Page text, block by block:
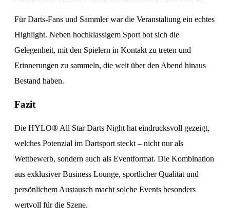
Für Darts-Fans und Sammler war die Veranstaltung ein echtes
Highlight. Neben hochklassigem Sport bot sich die
Gelegenheit, mit den Spielern in Kontakt zu treten und
Erinnerungen zu sammeln, die weit über den Abend hinaus
Bestand haben.
Fazit
Die HYLO® All Star Darts Night hat eindrucksvoll gezeigt,
welches Potenzial im Dartsport steckt – nicht nur als
Wettbewerb, sondern auch als Eventformat. Die Kombination
aus exklusiver Business Lounge, sportlicher Qualität und
persönlichem Austausch macht solche Events besonders
wertvoll für die Szene.